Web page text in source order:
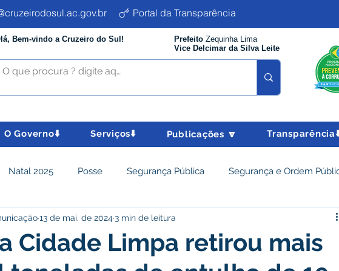
Portal da Transparência
Bem-vindo a Cruzeiro do Sul! Prefeito Zequinha Lima
Vice Delcimar da Silva Leite
O Governo⬇️ Serviços⬇️ Publicações 🔽
Natal 2025 Posse Segurança Pública Segurança e Ordem
Social e Cidadania Parcerias Desenvolvimento Econômico e
e turismo Tributos Departamento de Limpeza Encontro
Cidade Limpa retirou mais
13 de mai. de 20243 min de leitura